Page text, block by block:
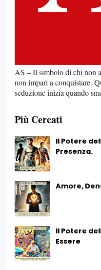
AS – Il simbolo di chi non
non impari a conquistare.
seduzione inizia quando
Più Cercati
Il Potere
Presenza.
Amore,
Il Potere
Essere